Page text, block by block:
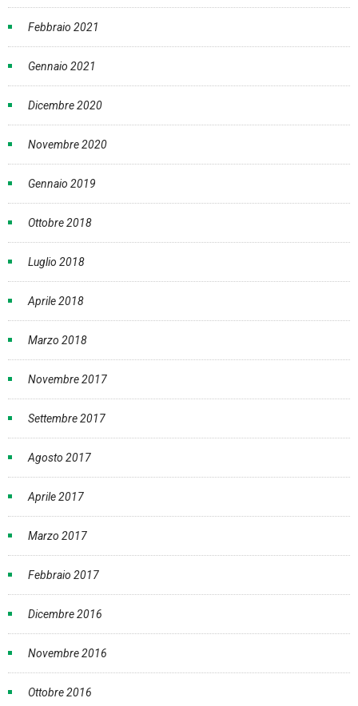
Febbraio 2021
Gennaio 2021
Dicembre 2020
Novembre 2020
Gennaio 2019
Ottobre 2018
Luglio 2018
Aprile 2018
Marzo 2018
Novembre 2017
Settembre 2017
Agosto 2017
Aprile 2017
Marzo 2017
Febbraio 2017
Dicembre 2016
Novembre 2016
Ottobre 2016